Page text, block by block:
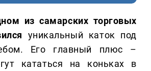
из самарских торговых
уникальный каток под
Его главный плюс –
кататься на коньках в